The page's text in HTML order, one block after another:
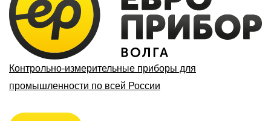
Контрольно-измерительные приборы для
промышленности по всей России